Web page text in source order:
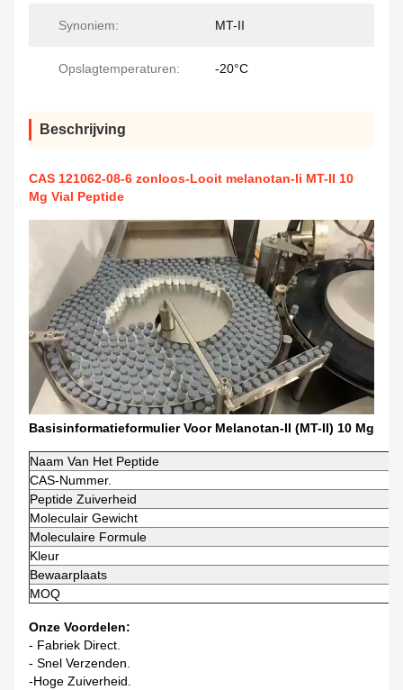
Synoniem: MT-II
Opslagtemperaturen: -20°C
Beschrijving
CAS 121062-08-6 zonloos-Looit melanotan-Ii MT-II 10
Mg Vial Peptide
Basisinformatieformulier Voor Melanotan-II (MT-II) 10 Mg
Naam Van Het Peptide
CAS-Nummer.
Peptide Zuiverheid
Moleculair Gewicht
Moleculaire Formule
Kleur
Bewaarplaats
MOQ
Onze Voordelen:
- Fabriek Direct.
- Snel Verzenden.
-Hoge Zuiverheid.